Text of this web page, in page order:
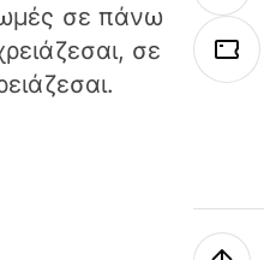
σε πάνω
σε